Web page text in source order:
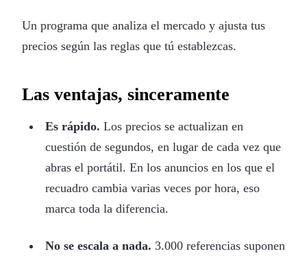
Un programa que analiza el mercado y ajusta tus
precios según las reglas que tú establezcas.
Las ventajas, sinceramente
Es rápido. Los precios se actualizan en
cuestión de segundos, en lugar de cada vez que
abras el portátil. En los anuncios en los que el
recuadro cambia varias veces por hora, eso
marca toda la diferencia.
No se escala a nada. 3.000 referencias suponen